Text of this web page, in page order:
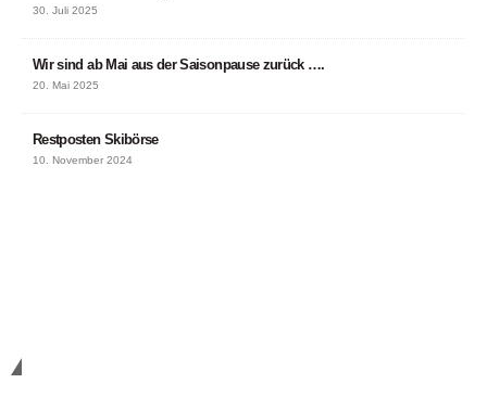
30. Juli 2025
Wir sind ab Mai aus der Saisonpause zurück ….
20. Mai 2025
Restposten Skibörse
10. November 2024